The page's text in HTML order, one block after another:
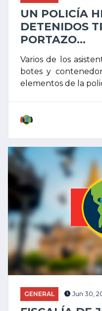
UN POLICÍA
DETENIDOS
PORTAZO...
Varios de los
botes y
elementos de la
GENERAL Jun 30,